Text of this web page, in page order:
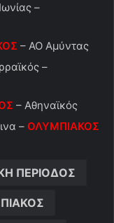
–
– ΑΟ Αμύντας
–
– Αθηναϊκός
– ΟΛΥΜΠΙΑΚΟΣ
ΠΕΡΙΟΔΟΣ